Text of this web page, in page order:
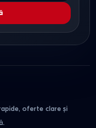
oferte clare și